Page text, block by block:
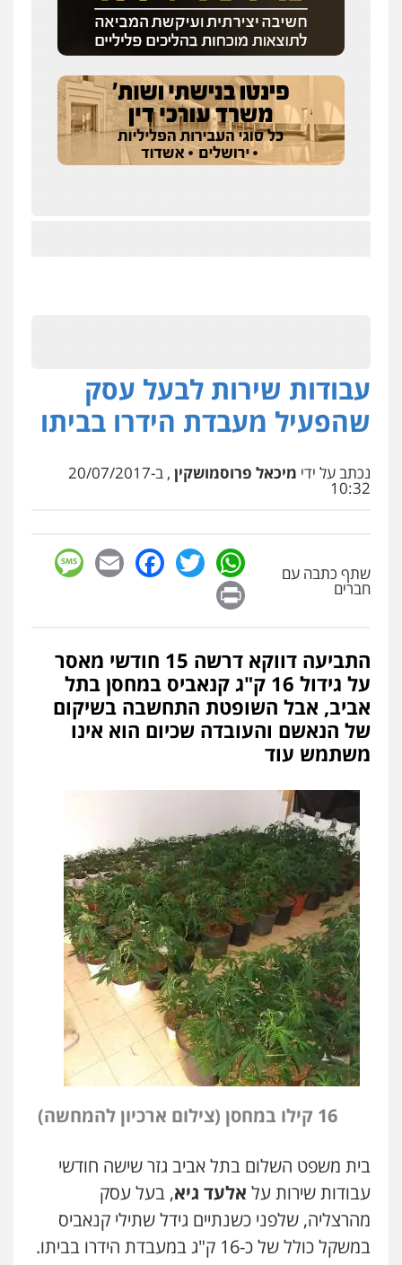
עבודות שירות לבעל עסק
שהפעיל מעבדת הידרו בביתו
נכתב על ידי מיכאל פרוסמושקין , ב-20/07/2017
10:32
שתף כתבה עם
חברים
WhatsApp
Twitter
Facebook
Email
התביעה דווקא דרשה 15 חודשי מאסר
על גידול 16 ק"ג קנאביס במחסן בתל
אביב, אבל השופטת התחשבה בשיקום
של הנאשם והעובדה שכיום הוא אינו
משתמש עוד
16 קילו במחסן (צילום ארכיון להמחשה)
בית משפט השלום בתל אביב גזר שישה חודשי
עבודות שירות על אלעד גיא, בעל עסק
מהרצליה, שלפני כשנתיים גידל שתילי קנאביס
במשקל כולל של כ-16 ק"ג במעבדת הידרו בביתו.